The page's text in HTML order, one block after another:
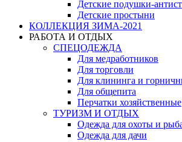
Детские подушки-
Детские простыни
КОЛЛЕКЦИЯ ЗИМА-2021
РАБОТА И ОТДЫХ
СПЕЦОДЕЖДА
Для медработников
Для торговли
Для клининга и
Для общепита
Перчатки хозяйственные
ТУРИЗМ И ОТДЫХ
Одежда для охоты и
Одежда для дачи